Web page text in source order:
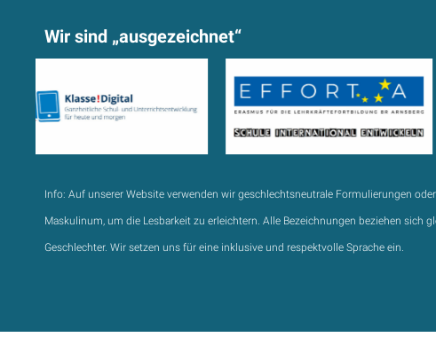
Wir sind „ausgezeichnet“
Info: Auf unserer Website verwenden wir geschlechtsneutrale Formulierungen
Maskulinum, um die Lesbarkeit zu erleichtern. Alle Bezeichnungen beziehen sich
Geschlechter. Wir setzen uns für eine inklusive und respektvolle Sprache ein.